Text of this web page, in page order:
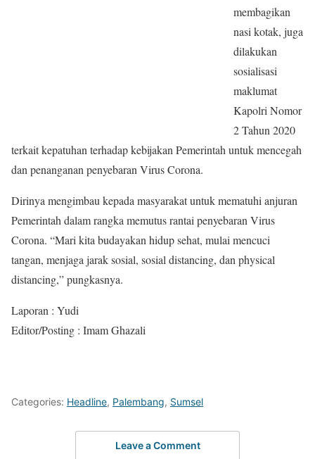
membagikan
nasi kotak, juga
dilakukan
sosialisasi
maklumat
Kapolri Nomor
2 Tahun 2020
terkait kepatuhan terhadap kebijakan Pemerintah untuk mencegah
dan penanganan penyebaran Virus Corona.
Dirinya mengimbau kepada masyarakat untuk mematuhi anjuran
Pemerintah dalam rangka memutus rantai penyebaran Virus
Corona. “Mari kita budayakan hidup sehat, mulai mencuci
tangan, menjaga jarak sosial, sosial distancing, dan physical
distancing,” pungkasnya.
Laporan : Yudi
Editor/Posting : Imam Ghazali
Categories: Headline, Palembang, Sumsel
Leave a Comment